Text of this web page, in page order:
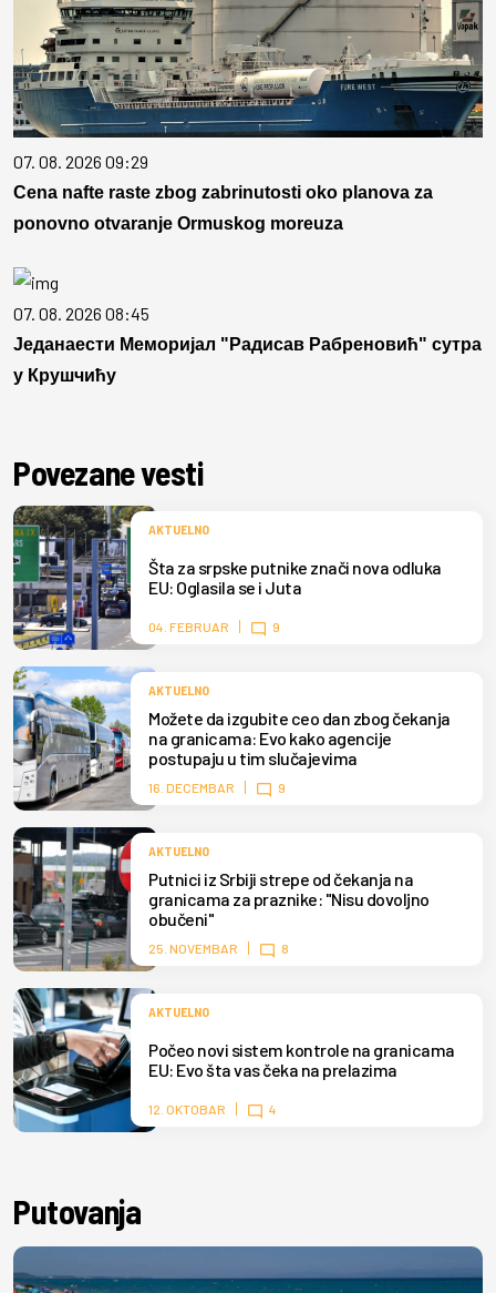
07. 08. 2026 09:29
Cena nafte raste zbog zabrinutosti oko planova za
ponovno otvaranje Ormuskog moreuza
07. 08. 2026 08:45
Једанаести Меморијал "Радисав Рабреновић" сутра
у Крушчићу
Povezane vesti
AKTUELNO
Šta za srpske putnike znači nova odluka
EU: Oglasila se i Juta
04. FEBRUAR 9
AKTUELNO
Možete da izgubite ceo dan zbog čekanja
na granicama: Evo kako agencije
postupaju u tim slučajevima
16. DECEMBAR 9
AKTUELNO
Putnici iz Srbiji strepe od čekanja na
granicama za praznike: "Nisu dovoljno
obučeni"
25. NOVEMBAR 8
AKTUELNO
Počeo novi sistem kontrole na granicama
EU: Evo šta vas čeka na prelazima
12. OKTOBAR 4
Putovanja